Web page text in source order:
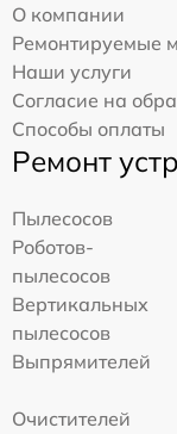
О компании
Ремонтируемые
Наши услуги
Согласие на
Способы оплаты
Ремонт
Пылесосов
Роботов-
пылесосов
Вертикальных
пылесосов
Выпрямителей
Очистителей